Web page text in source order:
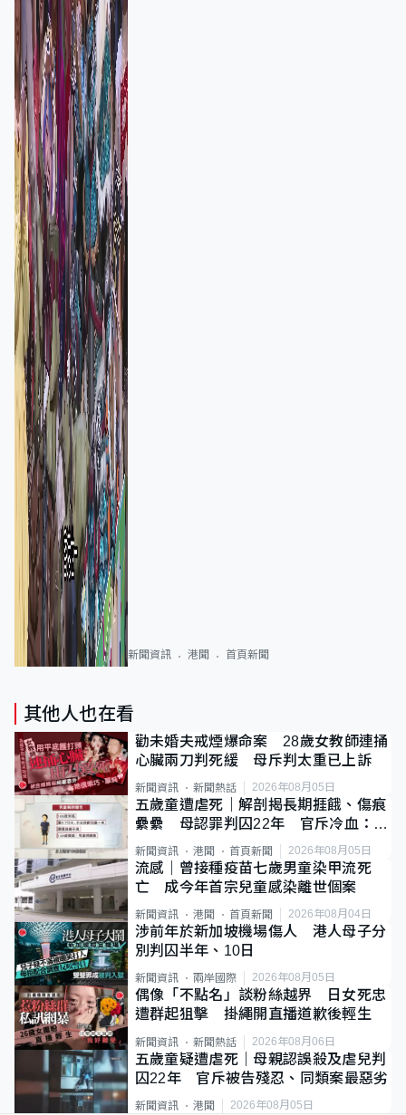
新聞資訊 港聞 首頁新聞
其他人也在看
勸未婚夫戒煙爆命案 28歲女教師連捅
心臟兩刀判死緩 母斥判太重已上訴
新聞資訊 新聞熱話 2026年08月05日
五歲童遭虐死｜解剖揭長期捱餓、傷痕
纍纍 母認罪判囚22年 官斥冷血：同
類案最惡劣
新聞資訊 港聞 首頁新聞 2026年08月05日
流感｜曾接種疫苗七歲男童染甲流死
亡 成今年首宗兒童感染離世個案
新聞資訊 港聞 首頁新聞 2026年08月04日
涉前年於新加坡機場傷人 港人母子分
別判囚半年、10日
新聞資訊 兩岸國際 2026年08月05日
偶像「不點名」談粉絲越界 日女死忠
遭群起狙擊 掛繩開直播道歉後輕生
新聞資訊 新聞熱話 2026年08月06日
五歲童疑遭虐死｜母親認誤殺及虐兒判
囚22年 官斥被告殘忍、同類案最惡劣
新聞資訊 港聞 2026年08月05日